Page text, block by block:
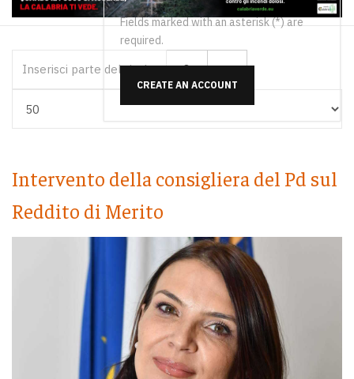
Fields marked with an asterisk (*) are
required.
CREATE AN ACCOUNT
Intervento della consigliera del Pd sul
Reddito di Merito